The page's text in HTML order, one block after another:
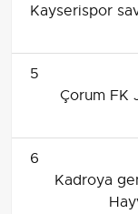
Kayserispor
5
Çorum FK
6
Kadroya